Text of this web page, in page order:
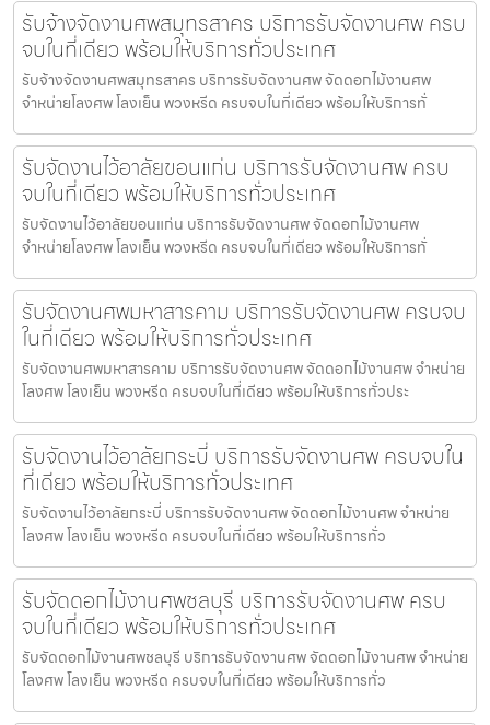
รับจ้างจัดงานศพสมุทรสาคร บริการรับจัดงานศพ ครบ
จบในที่เดียว พร้อมให้บริการทั่วประเทศ
รับจ้างจัดงานศพสมุทรสาคร บริการรับจัดงานศพ จัดดอกไม้งานศพ
จำหน่ายโลงศพ โลงเย็น พวงหรีด ครบจบในที่เดียว พร้อมให้บริการทั่
รับจัดงานไว้อาลัยขอนแก่น บริการรับจัดงานศพ ครบ
จบในที่เดียว พร้อมให้บริการทั่วประเทศ
รับจัดงานไว้อาลัยขอนแก่น บริการรับจัดงานศพ จัดดอกไม้งานศพ
จำหน่ายโลงศพ โลงเย็น พวงหรีด ครบจบในที่เดียว พร้อมให้บริการทั่
รับจัดงานศพมหาสารคาม บริการรับจัดงานศพ ครบจบ
ในที่เดียว พร้อมให้บริการทั่วประเทศ
รับจัดงานศพมหาสารคาม บริการรับจัดงานศพ จัดดอกไม้งานศพ จำหน่าย
โลงศพ โลงเย็น พวงหรีด ครบจบในที่เดียว พร้อมให้บริการทั่วประ
รับจัดงานไว้อาลัยกระบี่ บริการรับจัดงานศพ ครบจบใน
ที่เดียว พร้อมให้บริการทั่วประเทศ
รับจัดงานไว้อาลัยกระบี่ บริการรับจัดงานศพ จัดดอกไม้งานศพ จำหน่าย
โลงศพ โลงเย็น พวงหรีด ครบจบในที่เดียว พร้อมให้บริการทั่ว
รับจัดดอกไม้งานศพชลบุรี บริการรับจัดงานศพ ครบ
จบในที่เดียว พร้อมให้บริการทั่วประเทศ
รับจัดดอกไม้งานศพชลบุรี บริการรับจัดงานศพ จัดดอกไม้งานศพ จำหน่าย
โลงศพ โลงเย็น พวงหรีด ครบจบในที่เดียว พร้อมให้บริการทั่ว